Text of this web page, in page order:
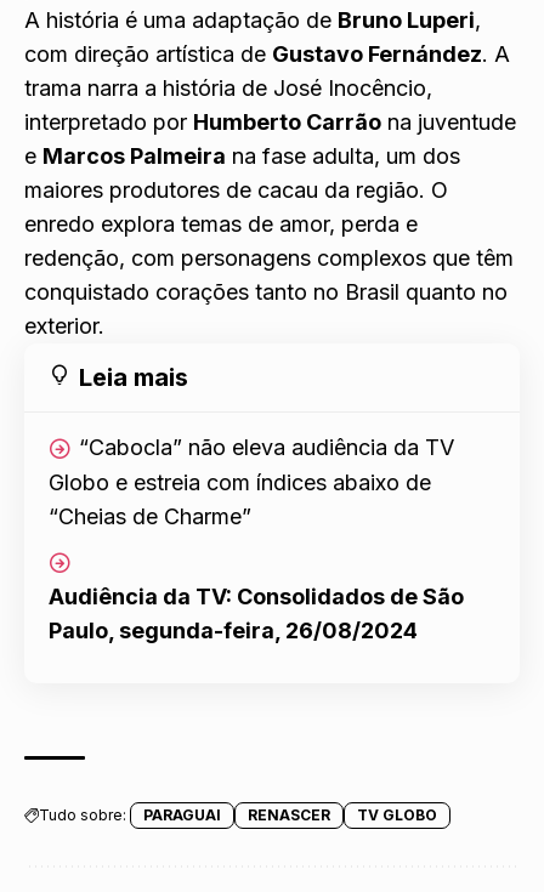
A história é uma adaptação de Bruno Luperi,
com direção artística de Gustavo Fernández. A
trama narra a história de José Inocêncio,
interpretado por Humberto Carrão na juventude
e Marcos Palmeira na fase adulta, um dos
maiores produtores de cacau da região. O
enredo explora temas de amor, perda e
redenção, com personagens complexos que têm
conquistado corações tanto no Brasil quanto no
exterior.
Leia mais
“Cabocla” não eleva audiência da TV
Globo e estreia com índices abaixo de
“Cheias de Charme”
Audiência da TV: Consolidados de São
Paulo, segunda-feira, 26/08/2024
Tudo sobre: PARAGUAI RENASCER TV GLOBO